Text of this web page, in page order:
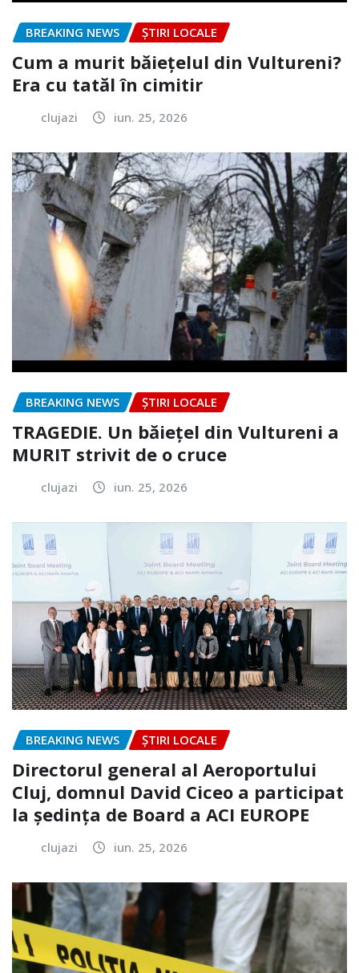
BREAKING NEWS ȘTIRI LOCALE
Cum a murit băiețelul din Vultureni?
Era cu tatăl în cimitir
clujazi iun. 25, 2026
BREAKING NEWS ȘTIRI LOCALE
TRAGEDIE. Un băiețel din Vultureni a
MURIT strivit de o cruce
clujazi iun. 25, 2026
BREAKING NEWS ȘTIRI LOCALE
Directorul general al Aeroportului
Cluj, domnul David Ciceo a participat
la ședința de Board a ACI EUROPE
clujazi iun. 25, 2026